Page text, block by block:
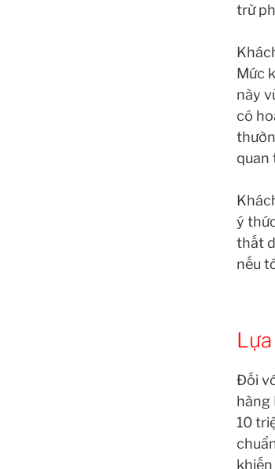
trừ
Mức
này
có
quan
ý
thất
nếu
Đối
hàng
10